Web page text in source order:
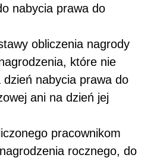
nabycia prawa do
obliczenia nagrody
które nie
dzień nabycia prawa do
ani na dzień jej
pracownikom
rocznego, do